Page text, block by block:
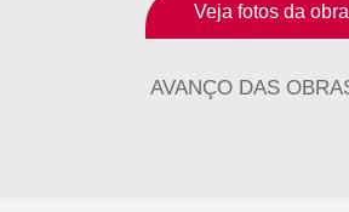
Veja fotos da obra
AVANÇO DAS